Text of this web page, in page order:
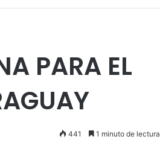
PARA EL
441 1 minuto de lectura